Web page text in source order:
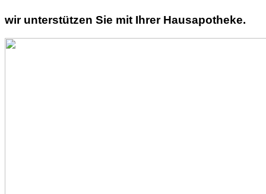
wir unterstützen Sie mit Ihrer Hausapotheke.